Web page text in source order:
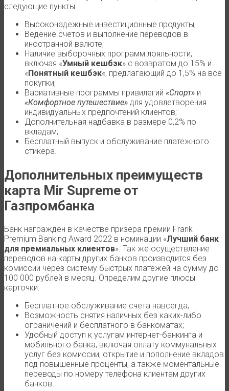
следующие пункты:
Высоконадежные инвестиционные продукты;
Ведение счетов и выполнение переводов в
иностранной валюте;
Наличие выборочных программ лояльности,
включая «Умный кешбэк» с возвратом до 15% и
«Понятный кешбэк«, предлагающий до 1,5% на все
покупки;
Вариативные программы привилегий «Спорт» и
«Комфортное путешествие» для удовлетворения
индивидуальных предпочтений клиентов;
Дополнительная надбавка в размере 0,2% по
вкладам;
Бесплатный выпуск и обслуживание платежного
стикера.
Дополнительных преимуществ
карта Mir Supreme от
Газпромбанка
Банк награжден в качестве призера премии Frank
Premium Banking Award 2022 в номинации «Лучший банк
для премиальных клиентов». Так же осуществление
переводов на карты других банков производится без
комиссии через систему быстрых платежей на сумму до
100 000 рублей в месяц. Определим другие плюсы
карточки:
Бесплатное обслуживание счета навсегда;
Возможность снятия наличных без каких-либо
ограничений и бесплатного в банкоматах;
Удобный доступ к услугам интернет-банкинга и
мобильного банка, включая оплату коммунальных
услуг без комиссии, открытие и пополнение вкладов
под повышенные проценты, а также моментальные
переводы по номеру телефона клиентам других
банков.